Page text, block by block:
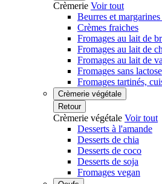
Crèmerie Voir tout
Beurres et
Crèmes fraiches
Fromages au lait de
Fromages au lait de
Fromages au lait de
Fromages sans lactose
Fromages tartinés,
Crèmerie végétale
Retour
Crèmerie végétale Voir tout
Desserts à l'amande
Desserts de chia
Desserts de coco
Desserts de soja
Fromages vegan